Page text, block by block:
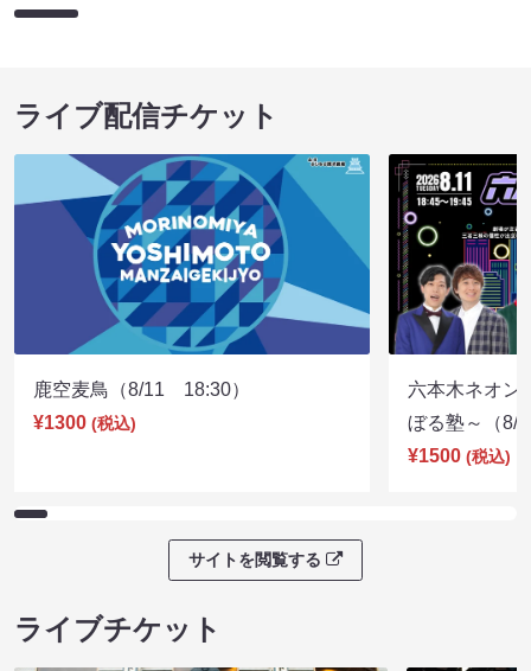
ライブ配信チケット
鹿空麦鳥（8/11 18:30）
¥1300 (税込)
六本木ネオン
ぼる塾～（
¥1500 (税込)
サイトを閲覧する
ライブチケット